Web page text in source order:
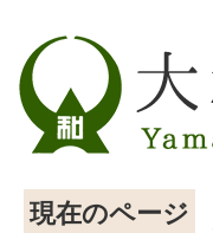
現在のページ